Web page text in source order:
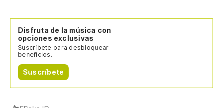
Disfruta de la música con
opciones exclusivas
Suscríbete para desbloquear
beneficios.
Suscríbete